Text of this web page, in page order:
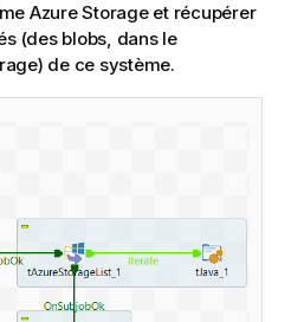
Azure Storage et récupérer
(des blobs, dans le
de ce système.